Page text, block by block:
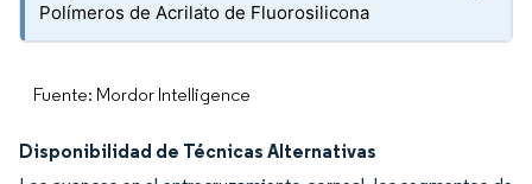
Polímeros de Acrilato de Fluorosilicona
Fuente: Mordor Intelligence
Disponibilidad de Técnicas Alternativas